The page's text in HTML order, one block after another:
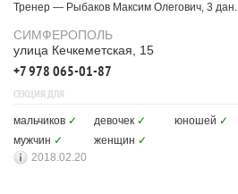
Тренер — Рыбаков Максим Олегович, 3 дан.
СИМФЕРОПОЛЬ
улица Кечкеметская, 15
+7 978 065-01-87
СЕКЦИЯ ДЛЯ
мальчиков ✓ девочек ✓ юношей ✓
мужчин ✓ женщин ✓
2018.02.20